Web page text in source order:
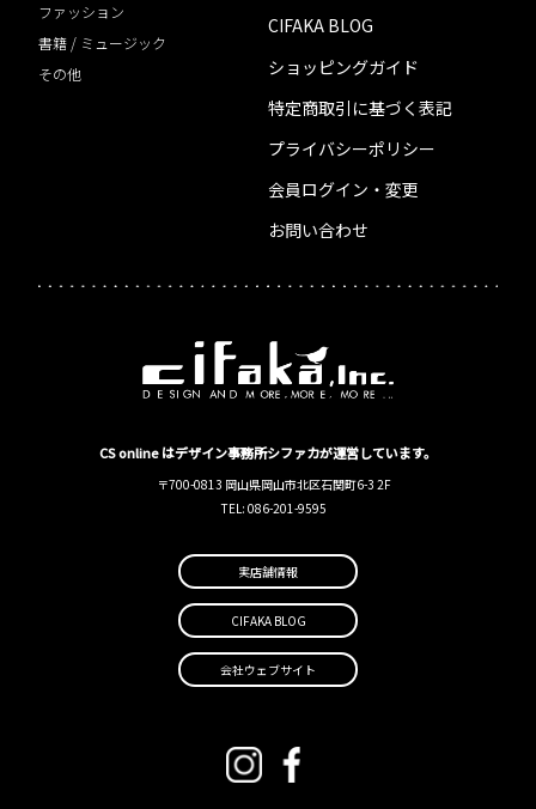
ファッション
書籍 / ミュージック
その他
CIFAKA BLOG
ショッピングガイド
特定商取引に基づく表記
プライバシーポリシー
会員ログイン・変更
お問い合わせ
CS online はデザイン事務所シファカが運営しています。
〒700-0813 岡山県岡山市北区石関町6-3 2F
TEL: 086-201-9595
実店舗情報
CIFAKA BLOG
会社ウェブサイト